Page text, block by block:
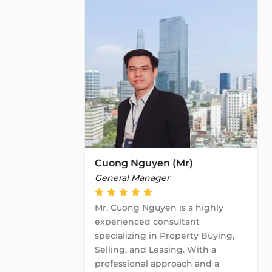
Cuong Nguyen (Mr)
General Manager
Mr. Cuong Nguyen is a highly
experienced consultant
specializing in Property Buying,
Selling, and Leasing. With a
professional approach and a